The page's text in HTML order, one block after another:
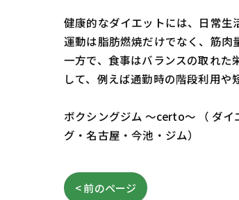
健康的なダイエットには、日常生
運動は脂肪燃焼だけでなく、筋肉
一方で、食事はバランスの取れた
して、例えば通勤時の階段利用や
ボクシングジム ～certo～ （ ダ
グ・名古屋・今池・ジム）
< 前のページ